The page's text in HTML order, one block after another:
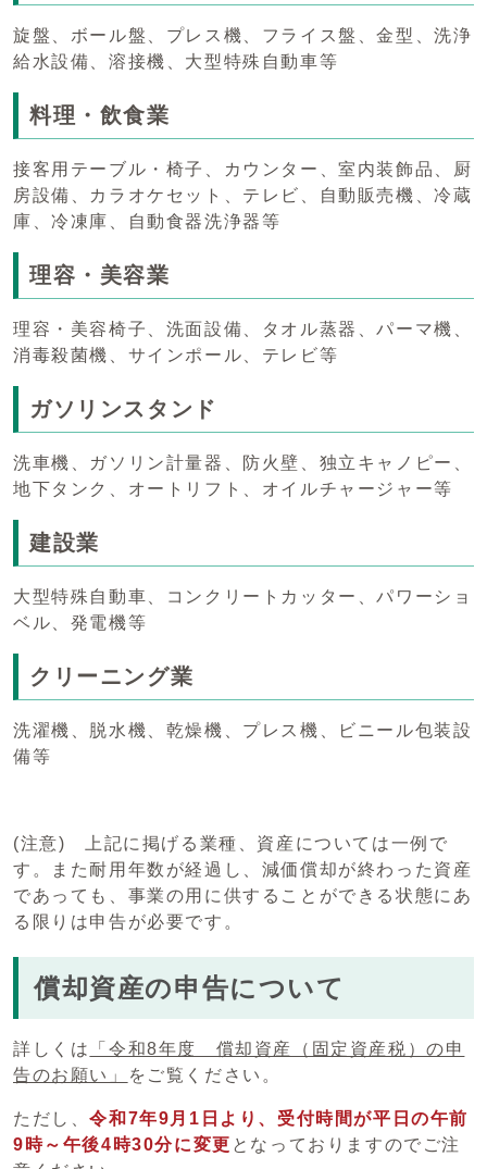
旋盤、ボール盤、プレス機、フライス盤、金型、洗浄
給水設備、溶接機、大型特殊自動車等
料理・飲食業
接客用テーブル・椅子、カウンター、室内装飾品、厨
房設備、カラオケセット、テレビ、自動販売機、冷蔵
庫、冷凍庫、自動食器洗浄器等
理容・美容業
理容・美容椅子、洗面設備、タオル蒸器、パーマ機、
消毒殺菌機、サインポール、テレビ等
ガソリンスタンド
洗車機、ガソリン計量器、防火壁、独立キャノピー、
地下タンク、オートリフト、オイルチャージャー等
建設業
大型特殊自動車、コンクリートカッター、パワーショ
ベル、発電機等
クリーニング業
洗濯機、脱水機、乾燥機、プレス機、ビニール包装設
備等
(注意) 上記に掲げる業種、資産については一例で
す。また耐用年数が経過し、減価償却が終わった資産
であっても、事業の用に供することができる状態にあ
る限りは申告が必要です。
償却資産の申告について
詳しくは
「令和8年度 償却資産（固定資産税）の申
告のお願い」
をご覧ください。
ただし、令和7年9月1日より、 受付時間が平日の午前
9時～午後4時30分に変更 となっておりますのでご注